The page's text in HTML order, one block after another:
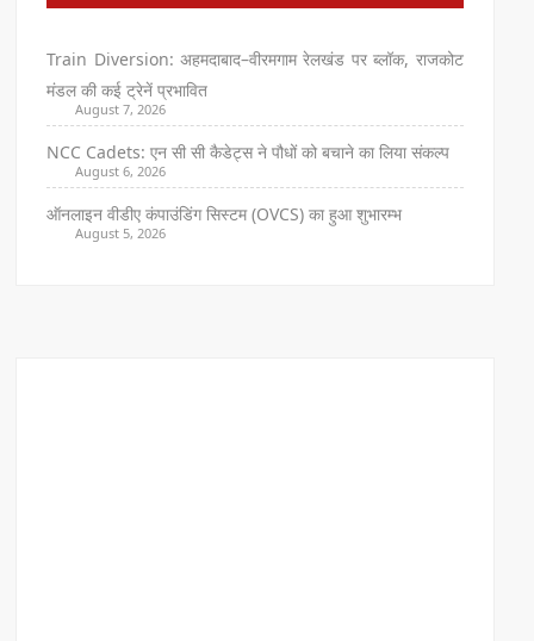
Train Diversion: अहमदाबाद–वीरमगाम रेलखंड पर ब्लॉक, राजकोट
मंडल की कई ट्रेनें प्रभावित
August 7, 2026
NCC Cadets: एन सी सी कैडेट्स ने पौधों को बचाने का लिया संकल्प
August 6, 2026
ऑनलाइन वीडीए कंपाउंडिंग सिस्टम (OVCS) का हुआ शुभारम्भ
August 5, 2026